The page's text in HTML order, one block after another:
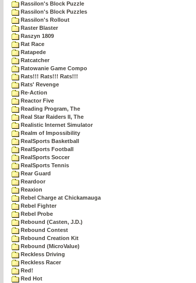
Rassilon's Block Puzzle
Rassilon's Block Puzzles
Rassilon's Rollout
Raster Blaster
Raszyn 1809
Rat Race
Ratapede
Ratcatcher
Ratowanie Game Compo
Rats!!! Rats!!! Rats!!!
Rats' Revenge
Re-Action
Reactor Five
Reading Program, The
Real Star Raiders II, The
Realistic Internet Simulator
Realm of Impossibility
RealSports Basketball
RealSports Football
RealSports Soccer
RealSports Tennis
Rear Guard
Reardoor
Reaxion
Rebel Charge at Chickamauga
Rebel Fighter
Rebel Probe
Rebound (Casten, J.D.)
Rebound Contest
Rebound Creation Kit
Rebound (MicroValue)
Reckless Driving
Reckless Racer
Red!
Red Hot